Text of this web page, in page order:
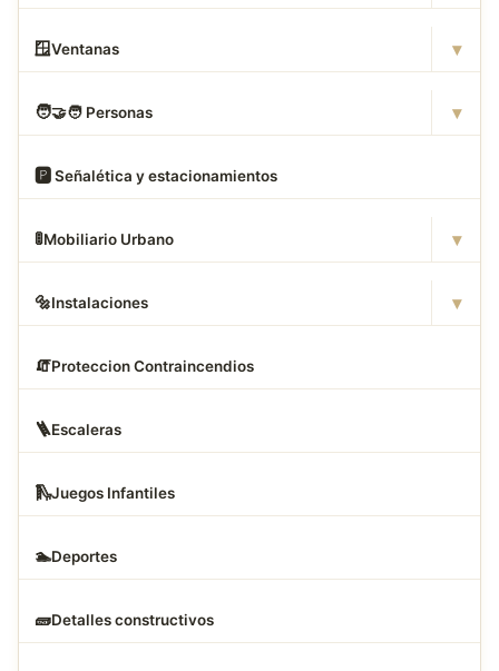
🪟Ventanas ▾
🧑‍🤝‍🧑 Personas ▾
🅿️ Señalética y estacionamientos
🚦Mobiliario Urbano ▾
🔩Instalaciones ▾
🧯Proteccion Contraincendios
🪜Escaleras
🛝Juegos Infantiles
🏊Deportes
🧱Detalles constructivos